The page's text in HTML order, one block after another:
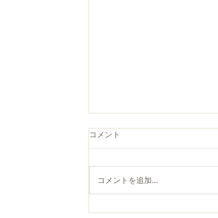
よるてら 【8/20】
コメント
コメントを追加…